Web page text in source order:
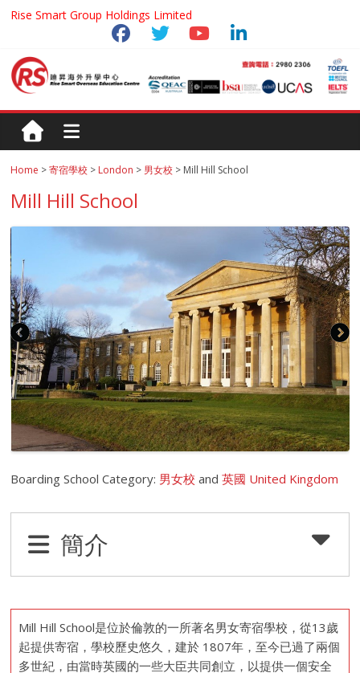
Rise Smart Group Holdings Limited
Home >寄宿學校 > London > 男女校 > Mill Hill School
Mill Hill School
Boarding School Category: 男女校 and英國 United Kingdom
簡介
Mill Hill School是位於倫敦的一所著名男女寄宿學校，從13歲
起提供寄宿，學校歷史悠久，建於 1807年，至今已過了兩個
多世紀，由當時英國的一些大臣共同創立，以提供一個安全